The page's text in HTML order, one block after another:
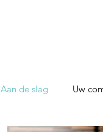
Aan de slag Uw